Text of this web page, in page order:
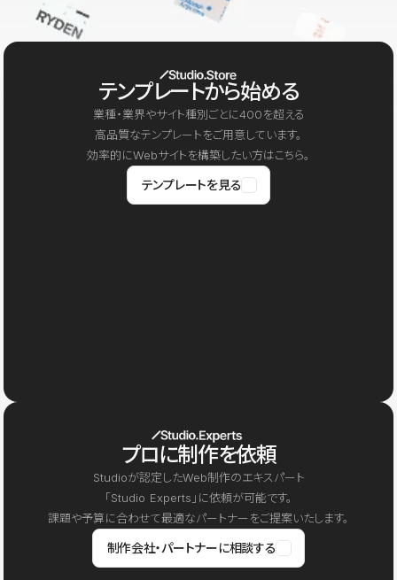
テンプレートから始める
業種・業界やサイト種別ごとに400を超える
高品質なテンプレートをご用意しています。
効率的にWebサイトを構築したい方はこちら。
テンプレートを見る
プロに制作を依頼
Studioが認定したWeb制作のエキスパート
「Studio Experts」に依頼が可能です。
課題や予算に合わせて最適なパートナーをご提案いたします。
制作会社・パートナーに相談する